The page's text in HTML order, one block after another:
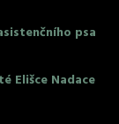
psa
Elišce Nadace